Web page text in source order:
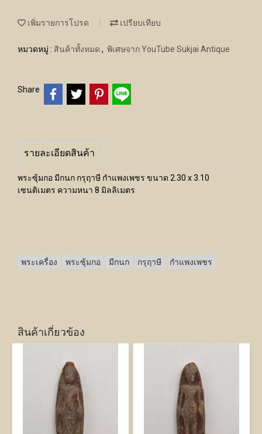
เพิ่มรายการโปรด เปรียบเทียบ
หมวดหมู่ : สินค้าทั้งหมด , พิเศษจาก YouTube Sukjai Antique
Share
รายละเอียดสินค้า
พระซุ้มกอ มีกนก กรุฤาษี กำแพงเพชร ขนาด 2.30 x 3.10
เซนติเมตร ความหนา 8 มิลลิเมตร
พระเครื่อง พระซุ้มกอ มีกนก กรุฤาษี กำแพงเพชร
สินค้าเกี่ยวข้อง